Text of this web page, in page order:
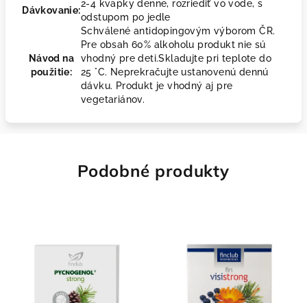
Dávkovanie:
2-4 kvapky denne, rozriediť vo vode, s
odstupom po jedle
Návod na
použitie:
Schválené antidopingovým výborom ČR.
Pre obsah 60% alkoholu produkt nie sú
vhodný pre deti.Skladujte pri teplote do
25 °C. Neprekračujte ustanovenú dennú
dávku. Produkt je vhodný aj pre
vegetariánov.
Podobné produkty